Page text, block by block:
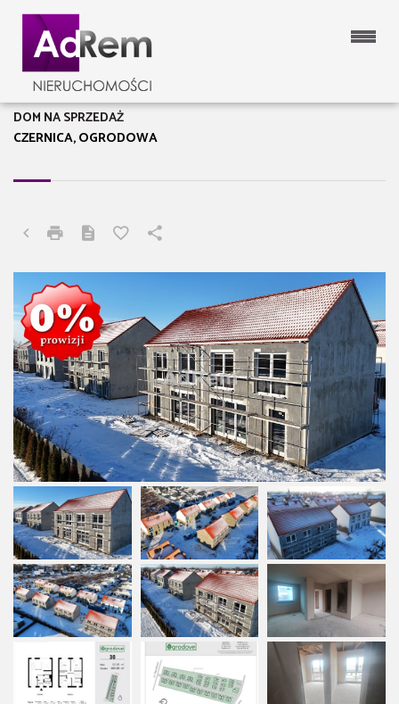
CZERNICA, OGRODOWA
DOM NA SPRZEDAŻ